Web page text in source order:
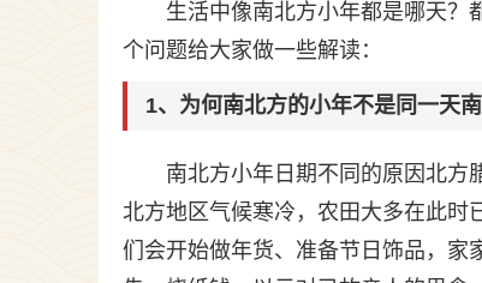
生活中像南北方小年都是哪天？
个问题给大家做一些解读：
1、为何南北方的小年不是同一天
南北方小年日期不同的原因北方
北方地区气候寒冷，农田大多在此时
们会开始做年货、准备节日饰品，家